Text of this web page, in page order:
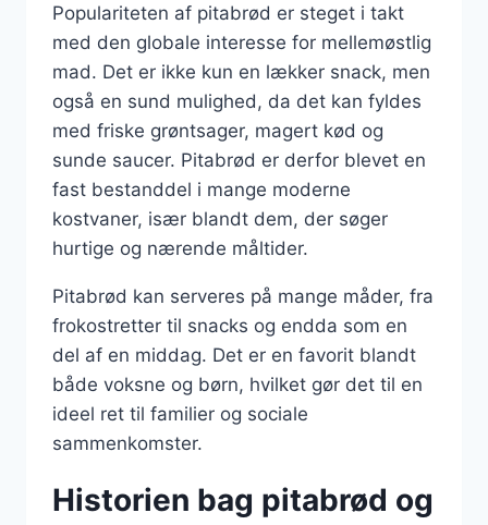
Populariteten af pitabrød er steget i takt
med den globale interesse for mellemøstlig
mad. Det er ikke kun en lækker snack, men
også en sund mulighed, da det kan fyldes
med friske grøntsager, magert kød og
sunde saucer. Pitabrød er derfor blevet en
fast bestanddel i mange moderne
kostvaner, især blandt dem, der søger
hurtige og nærende måltider.
Pitabrød kan serveres på mange måder, fra
frokostretter til snacks og endda som en
del af en middag. Det er en favorit blandt
både voksne og børn, hvilket gør det til en
ideel ret til familier og sociale
sammenkomster.
Historien bag pitabrød og